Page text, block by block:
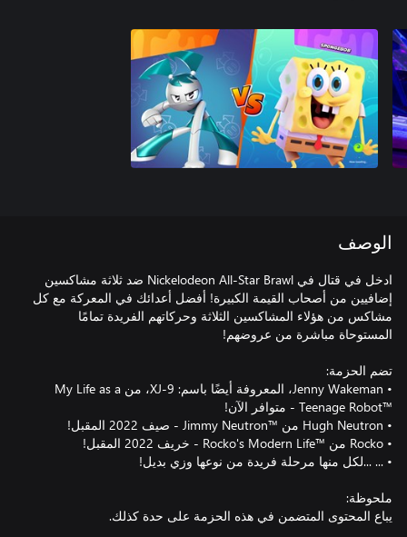
الوصف
ادخل في قتال في Nickelodeon All-Star Brawl ضد ثلاثة مشاكسين
إضافيين من أصحاب القيمة الكبيرة! أفضل أعدائك في المعركة مع كل
مشاكس من هؤلاء المشاكسين الثلاثة وحركاتهم الفريدة تمامًا
• Jenny Wakeman، المعروفة أيضًا باسم: XJ-9، من My Life as a